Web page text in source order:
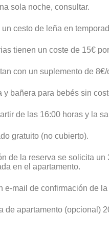
sola noche, consultar.
cesto de leña en
tienen un coste de 15€
con un suplemento de
y bañera para bebés sin
de las 16:00 horas y la
gratuito (no cubierto).
de la reserva se solicita
en el apartamento.
e-mail de confirmación de
de apartamento (opcional)